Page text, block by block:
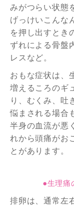
みがつらい状態
げっけいこんな
を押し出すとき
ずれによる骨盤
レスなど。
おもな症状は、
増えるころのギ
り、むくみ、吐
悩まされる場合
半身の血流が悪
れから頭痛がお
とがあります。
●生理痛
排卵は、通常左